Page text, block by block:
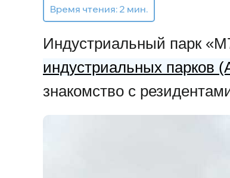
Время чтения: 2 мин.
Индустриальный парк
индустриальных парков
знакомство с